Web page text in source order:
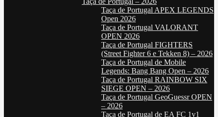
Taça de Portugal APEX LEGENDS
Open 2026
Taça de Portugal VALORANT
OPEN 2026
Taça de Portugal FIGHTERS
(Street Fighter 6 e Tekken 8) – 2026
Taça de Portugal de Mobile
Legends: Bang Bang Open – 2026
Taça de Portugal RAINBOW SIX
SIEGE OPEN – 2026
Taça de Portugal GeoGuessr OPEN
– 2026
Taça de Portugal de EA FC 1v1